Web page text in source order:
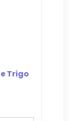
Trigo